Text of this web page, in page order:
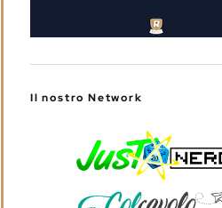
Il nostro Network